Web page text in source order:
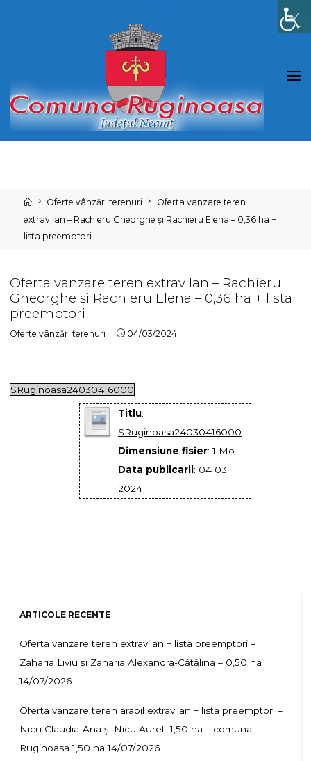
Home
Oferte vânzări terenuri
Oferta vanzare teren
extravilan – Rachieru Gheorghe și Rachieru Elena – 0,36 ha +
lista preemptori
Oferta vanzare teren extravilan – Rachieru
Gheorghe și Rachieru Elena – 0,36 ha + lista
preemptori
Oferte vânzări terenuri 04/03/2024
SRuginoasa24030416000
Titlu:
SRuginoasa24030416000
Dimensiune fisier: 1 Mo
Data publicarii: 04 03
2024
ARTICOLE RECENTE
Oferta vanzare teren extravilan + lista preemptori –
Zaharia Liviu și Zaharia Alexandra-Cătălina – 0,50 ha
14/07/2026
Oferta vanzare teren arabil extravilan + lista preemptori –
Nicu Claudia-Ana și Nicu Aurel -1,50 ha – comuna
Ruginoasa 1,50 ha 14/07/2026